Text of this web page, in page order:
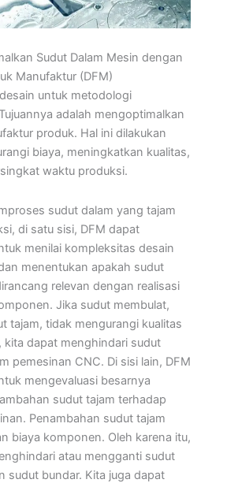
Sudut Dalam Mesin dengan
Manufaktur (DFM)
untuk metodologi
adalah mengoptimalkan
produk. Hal ini dilakukan
biaya, meningkatkan kualitas,
waktu produksi.
sudut dalam yang tajam
di satu sisi, DFM dapat
menilai kompleksitas desain
menentukan apakah sudut
relevan dengan realisasi
Jika sudut membulat,
tajam, tidak mengurangi kualitas
kita dapat menghindari sudut
pemesinan CNC. Di sisi lain, DFM
mengevaluasi besarnya
sudut tajam terhadap
Penambahan sudut tajam
biaya komponen. Oleh karena itu,
atau mengganti sudut
sudut bundar. Kita juga dapat